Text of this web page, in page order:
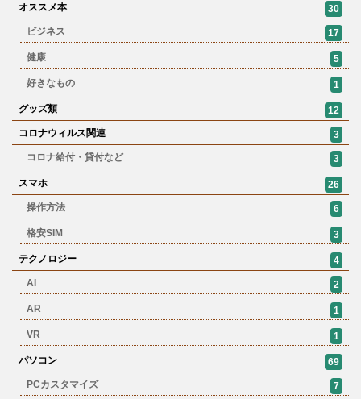
オススメ本
30
ビジネス
17
健康 5
好きなもの 1
グッズ類
12
コロナウィルス関連
3
コロナ給付・貸付など
3
スマホ
26
操作方法
6
格安SIM 3
テクノロジー
4
AI
2
AR 1
VR 1
パソコン
69
PCカスタマイズ
7